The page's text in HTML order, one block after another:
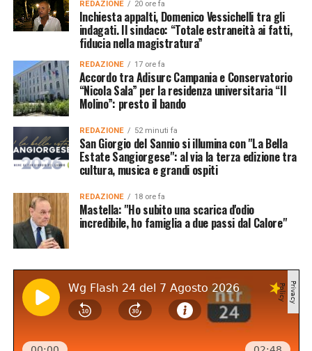
REDAZIONE 20 ore fa
Inchiesta appalti, Domenico Vessichelli tra gli
indagati. Il sindaco: “Totale estraneità ai fatti,
fiducia nella magistratura”
REDAZIONE 17 ore fa
Accordo tra Adisurc Campania e Conservatorio
“Nicola Sala” per la residenza universitaria “Il
Molino”: presto il bando
REDAZIONE 52 minuti fa
San Giorgio del Sannio si illumina con "La Bella
Estate Sangiorgese": al via la terza edizione tra
cultura, musica e grandi ospiti
REDAZIONE 18 ore fa
Mastella: "Ho subito una scarica d'odio
incredibile, ho famiglia a due passi dal Calore"